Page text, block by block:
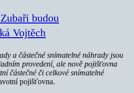
budou
Vojtěch
a částečné snímatelné náhrady jsou
provedení, ale nově pojišťovna
částečné či celkové snímatelné
pojišťovna.